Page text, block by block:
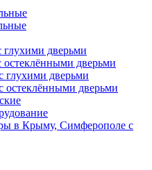
глухими дверьми
остеклёнными дверьми
глухими дверьми
остеклёнными дверьми
в Крыму, Симферополе с